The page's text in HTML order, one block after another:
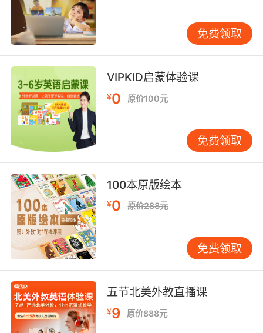
免费领取
VIPKID启蒙体验课
¥0 原价100元
免费领取
100本原版绘本
¥0 原价288元
免费领取
五节北美外教直播课
¥9 原价888元